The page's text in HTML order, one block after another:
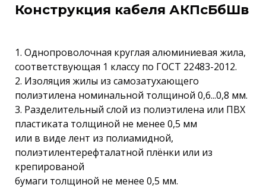
Конструкция кабеля АКПсБбШв
1. Однопроволочная круглая алюминиевая жила,
соответствующая 1 классу по ГОСТ 22483-2012.
2. Изоляция жилы из самозатухающего
полиэтилена номинальной толщиной 0,6...0,8 мм.
3. Разделительный слой из полиэтилена или ПВХ
пластиката толщиной не менее 0,5 мм
или в виде лент из полиамидной,
полиэтилентерефталатной плёнки или из
крепированой
бумаги толщиной не менее 0,5 мм.